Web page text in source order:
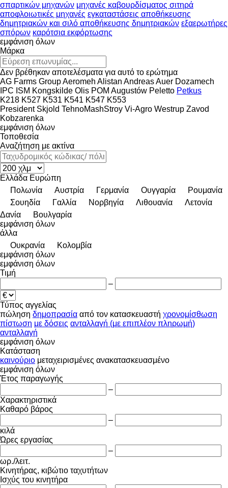
σπαρτικών μηχανών μηχανές καβουρδίσματος σιτηρά
αποφλοιωτικές μηχανές εγκαταστάσεις αποθήκευσης
δημητριακών και σιλό αποθήκευσης δημητριακών εξαερωτήρες
σπόρων καρότσια εκφόρτωσης
εμφάνιση όλων
Μάρκα
Δεν βρέθηκαν αποτελέσματα για αυτό το ερώτημα
AG Farms GroupAeromeh Alistan Andreas Auer Dozamech
IPC ISM Kongskilde Olis POM Augustów Peletto Petkus
K218 K527 K531 K541 K547 K553
President Skjold TehnoMashStroy Vi-Agro Westrup Zavod
Kobzarenka
εμφάνιση όλων
Τοποθεσία
Αναζήτηση με ακτίνα
Ελλάδα Ευρώπη
Πολωνία
Αυστρία Γερμανία Ουγγαρία
Ρουμανία
Σουηδία
Γαλλία Νορβηγία Λιθουανία
Λετονία
Δανία
Βουλγαρία
εμφάνιση όλων
άλλα
Ουκρανία
Κολομβία
εμφάνιση όλων
εμφάνιση όλων
Τιμή
–
Τύπος αγγελίας
πώληση δημοπρασία από τον κατασκευαστή χρονομίσθωση
πίστωση με δόσεις ανταλλαγή (με επιπλέον πληρωμή)
ανταλλαγή
εμφάνιση όλων
Κατάσταση
καινούριο μεταχειρισμένες ανακατασκευασμένο
εμφάνιση όλων
Έτος παραγωγής
–
Χαρακτηριστικά
Καθαρό βάρος
–
κιλά
Ώρες εργασίας
–
ωρ./λειτ.
Κινητήρας, κιβώτιο ταχυτήτων
Ισχύς του κινητήρα